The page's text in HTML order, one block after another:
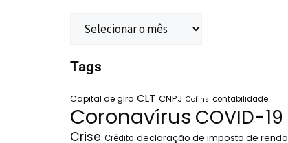
Tags
Capital de giro CLT CNPJ Cofins contabilidade
Coronavírus COVID-19
Crise Crédito declaração de imposto de renda